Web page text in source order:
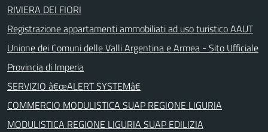
RIVIERA DEI FIORI
Registrazione appartamenti ammobiliati ad uso turistico AAUT
Unione dei Comuni delle Valli Argentina e Armea - Sito Ufficiale
Provincia di Imperia
SERVIZIO â€œALERT SYSTEMâ€
COMMERCIO MODULISTICA SUAP REGIONE LIGURIA
MODULISTICA REGIONE LIGURIA SUAP EDILIZIA